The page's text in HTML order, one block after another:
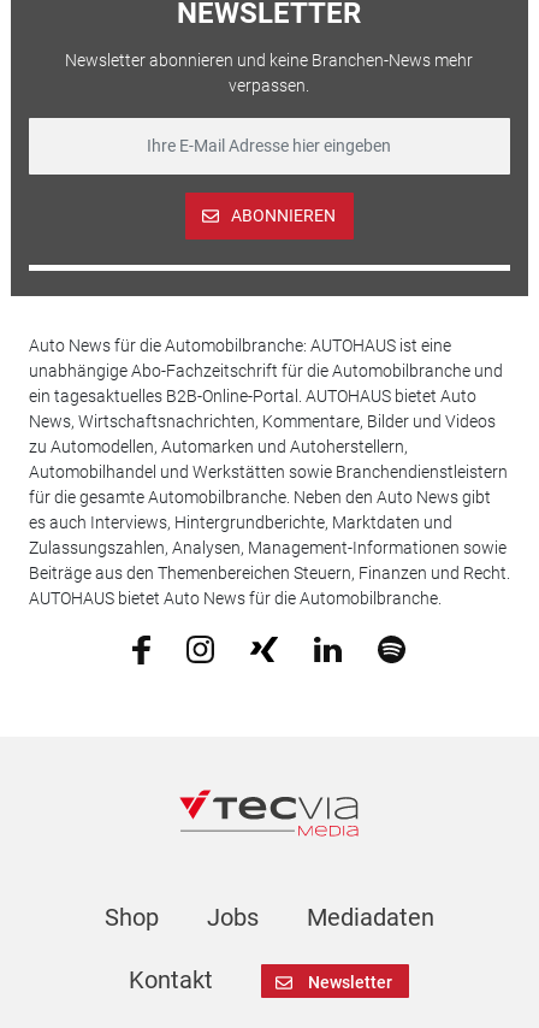
NEWSLETTER
Newsletter abonnieren und keine Branchen-News mehr
verpassen.
ABONNIEREN
Auto News für die Automobilbranche: AUTOHAUS ist eine
unabhängige Abo-Fachzeitschrift für die Automobilbranche und
ein tagesaktuelles B2B-Online-Portal. AUTOHAUS bietet Auto
News, Wirtschaftsnachrichten, Kommentare, Bilder und Videos
zu Automodellen, Automarken und Autoherstellern,
Automobilhandel und Werkstätten sowie Branchendienstleistern
für die gesamte Automobilbranche. Neben den Auto News gibt
es auch Interviews, Hintergrundberichte, Marktdaten und
Zulassungszahlen, Analysen, Management-Informationen sowie
Beiträge aus den Themenbereichen Steuern, Finanzen und Recht.
AUTOHAUS bietet Auto News für die Automobilbranche.
Shop Jobs Mediadaten
Kontakt Newsletter